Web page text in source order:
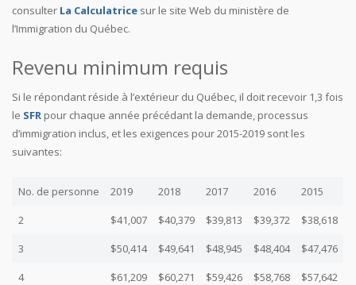
consulter La Calculatrice sur le site Web du ministère de
l’Immigration du Québec.
Revenu minimum requis
Si le répondant réside à l’extérieur du Québec, il doit recevoir 1,3 fois
le SFR pour chaque année précédant la demande, processus
d’immigration inclus, et les exigences pour 2015-2019 sont les
suivantes:
No. de personne 2019 2018 2017 2016
2015
2
$41,007 $40,379 $39,813 $39,372
$38,618
3
$50,414 $49,641 $48,945 $48,404
$47,476
4
$61,209 $60,271 $59,426 $58,768
$57,642